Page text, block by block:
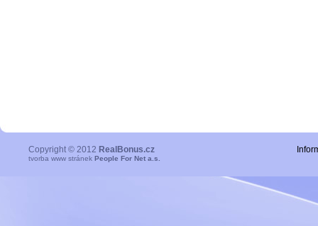
Copyright © 2012 RealBonus.cz
tvorba www stránek People For Net a.s.